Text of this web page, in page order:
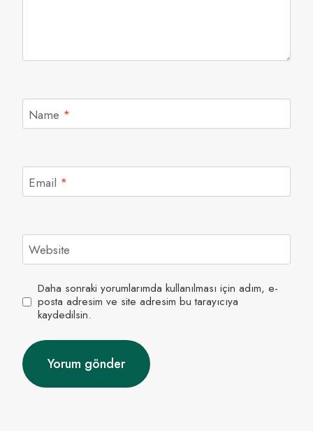
Name *
Email *
Website
Daha sonraki yorumlarımda kullanılması için adım, e-
posta adresim ve site adresim bu tarayıcıya
kaydedilsin.